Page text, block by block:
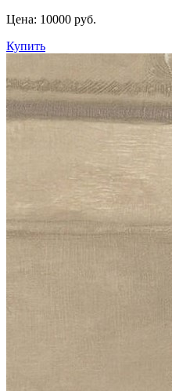
Цена: 10000 руб.
Купить